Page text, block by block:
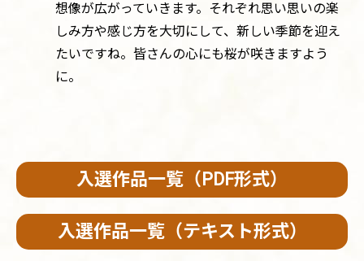
想像が広がっていきます。それぞれ思い思いの楽
しみ方や感じ方を大切にして、新しい季節を迎え
たいですね。皆さんの心にも桜が咲きますよう
に。
入選作品一覧（PDF形式）
入選作品一覧（テキスト形式）